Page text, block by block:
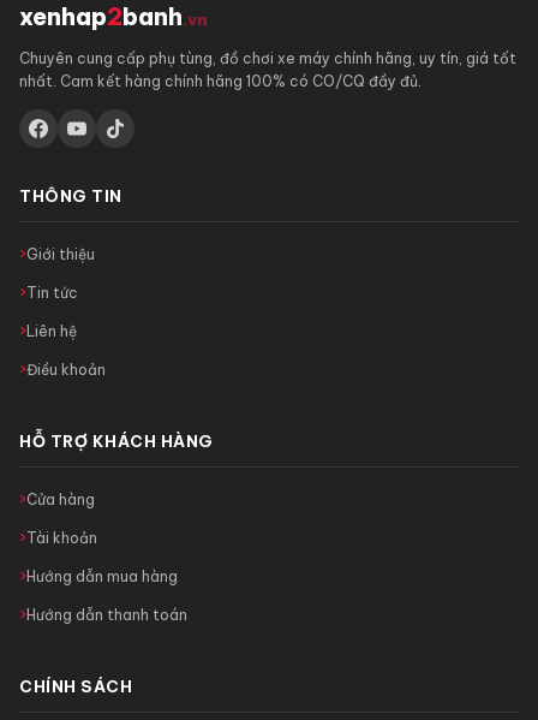
xenhap2banh.vn
Chuyên cung cấp phụ tùng, đồ chơi xe máy chính hãng, uy tín, giá tốt
nhất. Cam kết hàng chính hãng 100% có CO/CQ đầy đủ.
THÔNG TIN
Giới thiệu
Tin tức
Liên hệ
Điều khoản
HỖ TRỢ KHÁCH HÀNG
Cửa hàng
Tài khoản
Hướng dẫn mua hàng
Hướng dẫn thanh toán
CHÍNH SÁCH